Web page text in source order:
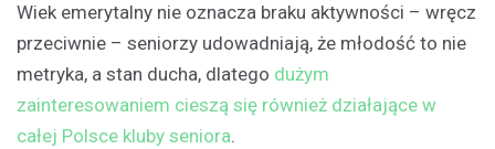
Wiek emerytalny nie oznacza braku aktywności – wręcz
przeciwnie – seniorzy udowadniają, że młodość to nie
metryka, a stan ducha, dlatego dużym
zainteresowaniem cieszą się również działające w
całej Polsce kluby seniora.